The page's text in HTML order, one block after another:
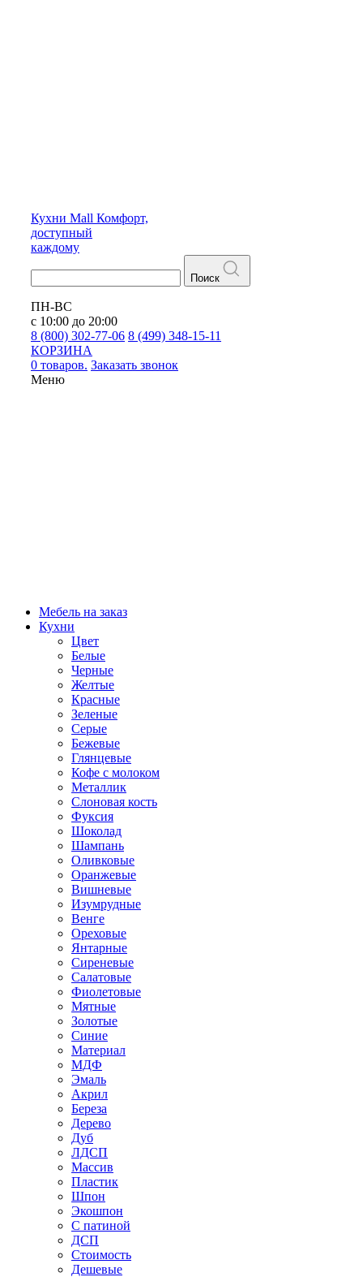
Кухни Mall Комфорт,
доступный
каждому
Поиск
ПН-ВС
с 10:00 до 20:00
8 (800) 302-77-06 8 (499) 348-15-11
КОРЗИНА
0 товаров. Заказать звонок
Меню
Мебель на заказ
Кухни
Цвет
Белые
Черные
Желтые
Красные
Зеленые
Серые
Бежевые
Глянцевые
Кофе с молоком
Металлик
Слоновая кость
Фуксия
Шоколад
Шампань
Оливковые
Оранжевые
Вишневые
Изумрудные
Венге
Ореховые
Янтарные
Сиреневые
Салатовые
Фиолетовые
Мятные
Золотые
Синие
Материал
МДФ
Эмаль
Акрил
Береза
Дерево
Дуб
ЛДСП
Массив
Пластик
Шпон
Экошпон
С патиной
ДСП
Стоимость
Дешевые